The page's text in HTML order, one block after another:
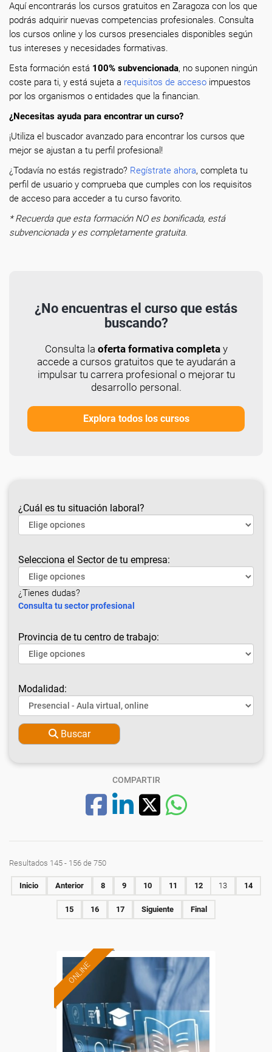
Aquí encontrarás los cursos gratuitos en Zaragoza con los que
podrás adquirir nuevas competencias profesionales. Consulta
los cursos online y los cursos presenciales disponibles según
tus intereses y necesidades formativas.
Esta formación está 100% subvencionada, no suponen ningún
coste para ti, y está sujeta a requisitos de acceso impuestos
por los organismos o entidades que la financian.
¿Necesitas ayuda para encontrar un curso?
¡Utiliza el buscador avanzado para encontrar los cursos que
mejor se ajustan a tu perfil profesional!
¿Todavía no estás registrado? Regístrate ahora, completa tu
perfil de usuario y comprueba que cumples con los requisitos
de acceso para acceder a tu curso favorito.
* Recuerda que esta formación NO es bonificada, está
subvencionada y es completamente gratuita.
¿No encuentras el curso que estás
buscando?
Consulta la oferta formativa completay
accede a cursos gratuitos que te ayudarán a
impulsar tu carrera profesional o mejorar tu
desarrollo personal.
Explora todos los cursos
¿Cuál es tu situación laboral?
Selecciona el Sector de tu empresa:
¿Tienes dudas?
Consulta tu sector profesional
Provincia de tu centro de trabajo:
Modalidad:
Buscar
COMPARTIR
Resultados 145 - 156 de 750
Inicio Anterior 8 9 10 11 12 13 14
15 16 17 Siguiente Final
ONLINE
Formación 100%
subvencionada.
Para desempleados,
trabajadores y autónomos.